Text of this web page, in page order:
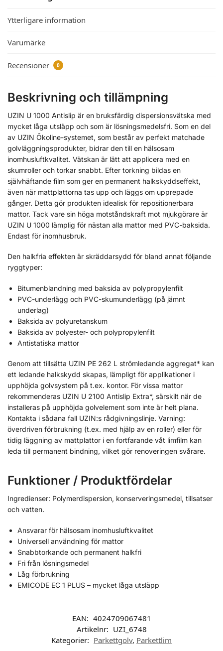
Ytterligare information
Varumärke
Recensioner 0
Beskrivning och tillämpning
UZIN U 1000 Antislip är en bruksfärdig dispersionsvätska med
mycket låga utsläpp och som är lösningsmedelsfri. Som en del
av UZIN Ökoline-systemet, som består av perfekt matchade
golvläggningsprodukter, bidrar den till en hälsosam
inomhusluftkvalitet. Vätskan är lätt att applicera med en
skumroller och torkar snabbt. Efter torkning bildas en
självhäftande film som ger en permanent halkskyddseffekt,
även när mattplattorna tas upp och läggs om upprepade
gånger. Detta gör produkten idealisk för repositionerbara
mattor. Tack vare sin höga motståndskraft mot mjukgörare är
UZIN U 1000 lämplig för nästan alla mattor med PVC-baksida.
Endast för inomhusbruk.
Den halkfria effekten är skräddarsydd för bland annat följande
ryggtyper:
Bitumenblandning med baksida av polypropylenfilt
PVC-underlägg och PVC-skumunderlägg (på jämnt
underlag)
Baksida av polyuretanskum
Baksida av polyester- och polypropylenfilt
Antistatiska mattor
Genom att tillsätta UZIN PE 262 L strömledande aggregat* kan
ett ledande halkskydd skapas, lämpligt för applikationer i
upphöjda golvsystem på t.ex. kontor. För vissa mattor
rekommenderas UZIN U 2100 Antislip Extra*, särskilt när de
installeras på upphöjda golvelement som inte är helt plana.
Kontakta i sådana fall UZIN:s rådgivningslinje. Varning:
överdriven förbrukning (t.ex. med hjälp av en roller) eller för
tidig läggning av mattplattor i en fortfarande våt limfilm kan
leda till permanent bindning, vilket gör renoveringen svårare.
Funktioner / Produktfördelar
Ingredienser: Polymerdispersion, konserveringsmedel, tillsatser
och vatten.
Ansvarar för hälsosam inomhusluftkvalitet
Universell användning för mattor
Snabbtorkande och permanent halkfri
Fri från lösningsmedel
Låg förbrukning
EMICODE EC 1 PLUS – mycket låga utsläpp
EAN: 4024709067481
Artikelnr: UZI_6748
Kategorier: Parkettgolv, Parkettlim